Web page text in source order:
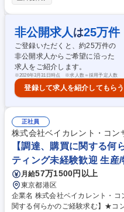
一生活かせる専門知識が身につき
仕入先への発注・納期調整、価格
保証・管理：品質に関するクレー
品衛生法等の届出管理 ■物流・通
配送スケジュールの管理・最適化 募集職種 【大崎】仕入・輸入管理(国内
での折衝・価格/納期/品質の管理業
非公開求人 は25万件
ご登録いただくと、約25万件の
非公開求人からご希望に沿った
求人をご紹介します。
※2026年3月31日時点 ※求人数＝採用予定人数
登録して求人を紹介してもらう
正社員
株式会社ベイカレント・コン
【調達、購買に関する何
ティング未経験歓迎 生産
月給57万1500円以上
東京都港区
企業名 株式会社ベイカレント・コンサルティング
関する何らかのご経験求む】★コンサル